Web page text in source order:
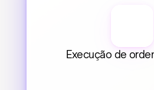
Execução de